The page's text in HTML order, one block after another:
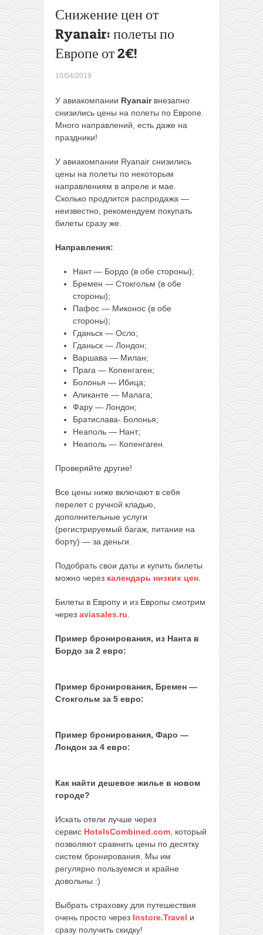
Снижение цен от
Ryanair: полеты по
Европе от 2€!
10/04/2019
У авиакомпании Ryanairвнезапно
снизились цены на полеты по Европе.
Много направлений, есть даже на
праздники!
У авиакомпании Ryanair снизились
цены на полеты по некоторым
направлениям в апреле и мае.
Сколько продлится распродажа —
неизвестно, рекомендуем покупать
билеты сразу же.
Направления:
Нант — Бордо (в обе стороны);
Бремен — Стокгольм (в обе
стороны);
Пафос — Миконос (в обе
стороны);
Гданьск — Осло;
Гданьск — Лондон;
Варшава — Милан;
Прага — Копенгаген;
Болонья — Ибица;
Аликанте — Малага;
Фару — Лондон;
Братислава- Болонья;
Неаполь — Нант;
Неаполь — Копенгаген.
Проверяйте другие!
Все цены ниже включают в себя
перелет с ручной кладью,
дополнительные услуги
(регистрируемый багаж, питание на
борту) — за деньги.
Подобрать свои даты и купить билеты
можно через календарь низких цен
Билеты в Европу и из Европы смотрим
через aviasales.ru
Пример бронирования, из Нанта в
Бордо за 2 евро:
Пример бронирования, Бремен —
Стокгольм за 5 евро:
Пример бронирования, Фаро —
Лондон за 4 евро:
Как найти дешевое жилье в новом
городе?
Искать отели лучше через
сервис HotelsCombined.com , который
позволяют сравнить цены по десятку
систем бронирования. Мы им
регулярно пользуемся и крайне
довольны :)
Выбрать страховку для путешествия
очень просто через Instore.Travel и
сразу получить скидку!
Индию